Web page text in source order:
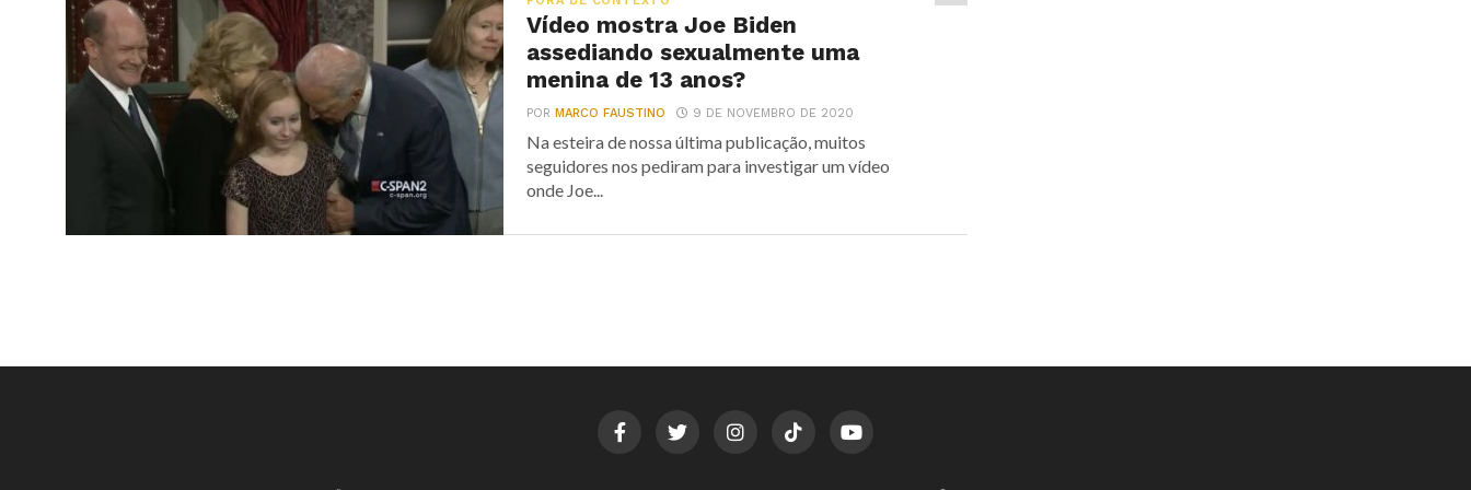
Vídeo mostra Joe Biden
assediando sexualmente uma
menina de 13 anos?
PORMARCO FAUSTINO 9 DE NOVEMBRO DE 2020
Na esteira de nossa última publicação, muitos
seguidores nos pediram para investigar um vídeo
onde Joe...